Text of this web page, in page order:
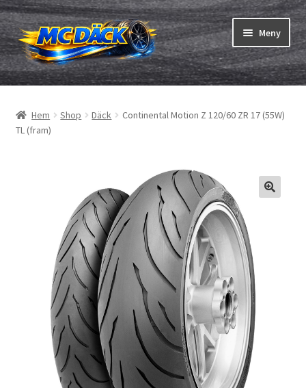
Hoppa
till
navigering
Hoppa
till
innehåll
Meny
Däck
Slangar & fälgband
Hem Shop Däck
Continental Motion Z 120/60 ZR 17 (55W)
TL (fram)